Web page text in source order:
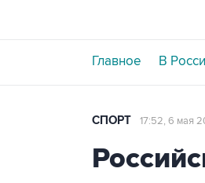
Главное В
СПОРТ 17:52, 6 мая